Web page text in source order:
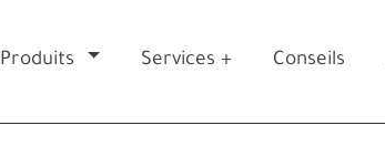
Produits Services + Conseils